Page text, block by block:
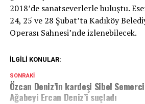
2018’de sanatseverlerle buluştu.
24, 25 ve 28 Şubat’ta Kadıköy
Operası Sahnesi’nde izlenebilecek.
İLGILI KONULAR:
SONRAKI
Özcan Deniz’in kardeşi Sibel
Ağabeyi Ercan Deniz’i suçladı